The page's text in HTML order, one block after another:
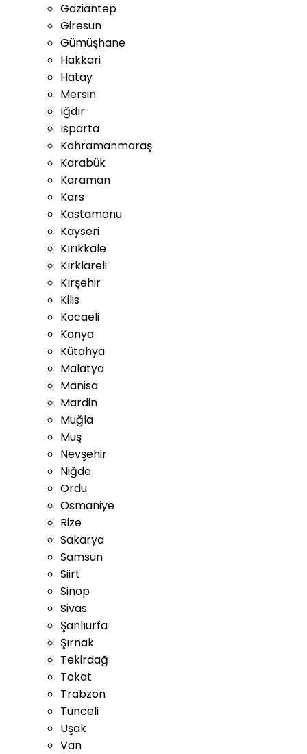
Gaziantep
Giresun
Gümüşhane
Hakkari
Hatay
Mersin
Iğdır
Isparta
Kahramanmaraş
Karabük
Karaman
Kars
Kastamonu
Kayseri
Kırıkkale
Kırklareli
Kırşehir
Kilis
Kocaeli
Konya
Kütahya
Malatya
Manisa
Mardin
Muğla
Muş
Nevşehir
Niğde
Ordu
Osmaniye
Rize
Sakarya
Samsun
Siirt
Sinop
Sivas
Şanlıurfa
Şırnak
Tekirdağ
Tokat
Trabzon
Tunceli
Uşak
Van